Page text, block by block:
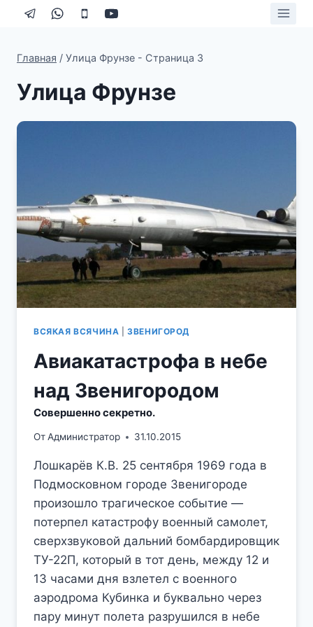
Перейти
Главная / Улица Фрунзе - Страница 3
Улица Фрунзе
ВСЯКАЯ ВСЯЧИНА |ЗВЕНИГОРОД
Авиакатастрофа в небе
над Звенигородом
Совершенно секретно.
ОтАдминистратор 31.10.2015
Лошкарёв К.В. 25 сентября 1969 года в
Подмосковном городе Звенигороде
произошло трагическое событие —
потерпел катастрофу военный самолет,
сверхзвуковой дальний бомбардировщик
ТУ-22П, который в тот день, между 12 и
13 часами дня взлетел с военного
аэродрома Кубинка и буквально через
пару минут полета разрушился в небе